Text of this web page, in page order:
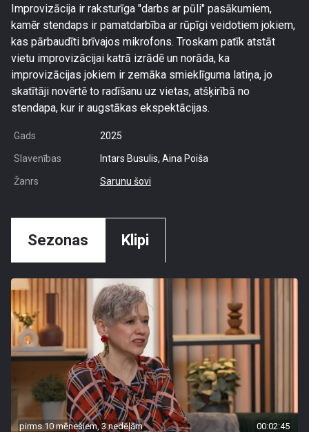
Improvizācija ir raksturīga "darbs ar pūli" pasākumiem,
kamēr stendaps ir pamatdarbība ar rūpīgi veidotiem jokiem,
kas pārbaudīti brīvajos mikrofons. Troskam patīk atstāt
vietu improvizācijai katrā izrādē un norāda, ka
improvizācijas jokiem ir zemāka smieklīguma latiņa, jo
skatītāji novērtē to radīšanu uz vietas, atšķirībā no
stendapa, kur ir augstākas ekspektācijas.
Gads 2025
Slavenības Intars Busulis, Aina Poiša
Žanrs Sarunu šovi
Sezonas Klipi
pirms 10 mēnešiem, 3 nedēļām 00:02:45